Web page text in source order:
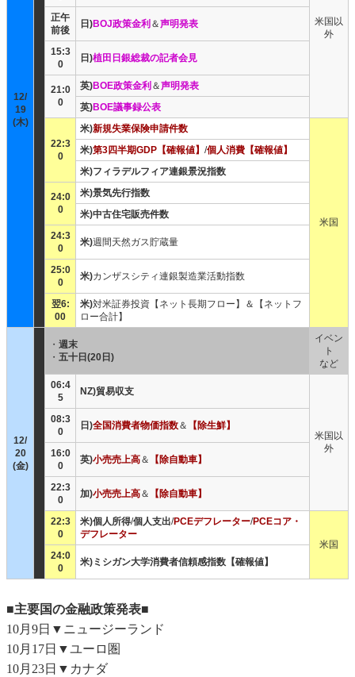
12/
19
(木)
米国以
外
正午
前後
日)BOJ政策金利 ＆声明発表
15:3
0
日)植田日銀総裁の記者会見
21:0
0
英)BOE政策金利 ＆声明発表
英)BOE議事録公表
22:3
0
米)新規失業保険申請件数
米国
米)第3四半期GDP【確報値】 /個人消費【確報値】
米)フィラデルフィア連銀景況指数
24:0
0
米)景気先行指数
米)中古住宅販売件数
24:3
0
米)週間天然ガス貯蔵量
25:0
0
米)カンザスシティ連銀製造業活動指数
翌6:
00
米)対米証券投資【ネット長期フロー】＆【ネットフ
ロー合計】
12/
20
(金)
・ 週末
・ 五十日(20日)
イベン
ト
など
06:4
5
NZ)貿易収支
米国以
外
08:3
0
日)全国消費者物価指数＆ 【除生鮮】
16:0
0
英)小売売上高＆ 【除自動車】
22:3
0
加)小売売上高＆ 【除自動車】
22:3
0
米)個人所得/個人支出/PCEデフレーター/PCEコア・
デフレーター
米国
24:0
0
米)ミシガン大学消費者信頼感指数【確報値】
■主要国の金融政策発表■
10月9日▼ニュージーランド
10月17日▼ユーロ圏
10月23日▼カナダ